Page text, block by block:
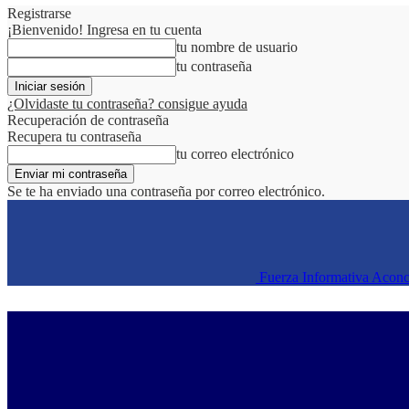
Registrarse
¡Bienvenido! Ingresa en tu cuenta
tu nombre de usuario
tu contraseña
¿Olvidaste tu contraseña? consigue ayuda
Recuperación de contraseña
Recupera tu contraseña
tu correo electrónico
Se te ha enviado una contraseña por correo electrónico.
Fuerza Informativa